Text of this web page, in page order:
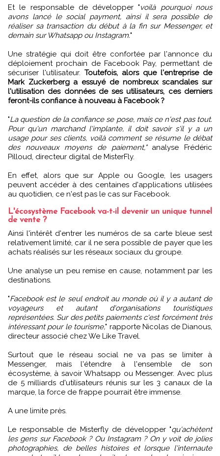
Et le responsable de développer "voilà pourquoi nous
avons lancé le social payment, ainsi il sera possible de
réaliser sa transaction du début à la fin sur Messenger, et
demain sur Whatsapp ou Instagram."
Une stratégie qui doit être confortée par l'annonce du
déploiement prochain de Facebook Pay, permettant de
sécuriser l'utilisateur. Toutefois, alors que l'entreprise de
Mark Zuckerberg a essuyé de nombreux scandales sur
l'utilisation des données de ses utilisateurs, ces derniers
feront-ils confiance à nouveau à Facebook ?
"La question de la confiance se pose, mais ce n'est pas tout.
Pour qu'un marchand l'implante, il doit savoir s'il y a un
usage pour ses clients, voilà comment se résume le débat
des nouveaux moyens de paiement,"analyse Frédéric
Pilloud, directeur digital de MisterFly.
En effet, alors que sur Apple ou Google, les usagers
peuvent accéder à des centaines d'applications utilisées
au quotidien, ce n'est pas le cas sur Facebook.
L'écosystème Facebook va-t-il devenir un unique tunnel
de vente ?
Ainsi l'intérêt d'entrer les numéros de sa carte bleue sest
relativement limité, car il ne sera possible de payer que les
achats réalisés sur les réseaux sociaux du groupe.
Une analyse un peu remise en cause, notamment par les
destinations.
"Facebook est le seul endroit au monde où il y a autant de
voyageurs et autant d'organisations touristiques
représentées. Sur des petits paiements c'est forcément très
intéressant pour le tourisme," rapporte Nicolas de Dianous,
directeur associé chez We Like Travel.
Surtout que le réseau social ne va pas se limiter à
Messenger, mais l'étendre à l'ensemble de son
écosystème, à savoir Whatsapp ou Messenger. Avec plus
de 5 milliards d'utilisateurs réunis sur les 3 canaux de la
marque, la force de frappe pourrait être immense.
A une limite près.
Le responsable de Misterfly de développer "qu'achètent
les gens sur Facebook ? Ou Instagram ? On y voit de jolies
photographies, de belles histoires et lorsque l'internaute